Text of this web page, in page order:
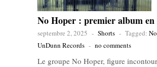
No Hoper : premier album en
septembre 2, 2025 - Shorts - Tagged:
UnDunn Records - no comments
Le groupe No Hoper, figure